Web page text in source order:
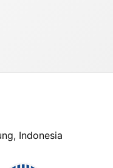
Indonesia